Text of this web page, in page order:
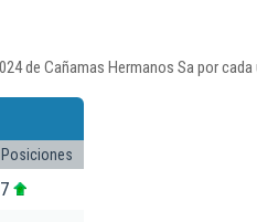
de Cañamas Hermanos Sa por